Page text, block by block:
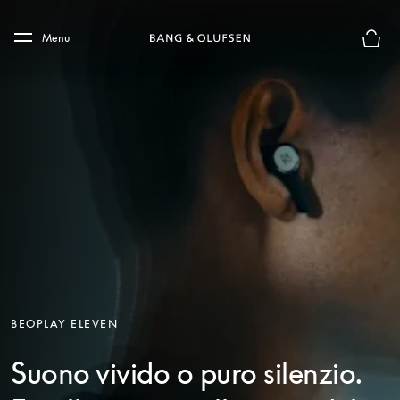
Skip to main footer
Menu
BEOPLAY ELEVEN
Suono vivido o puro silenzio.